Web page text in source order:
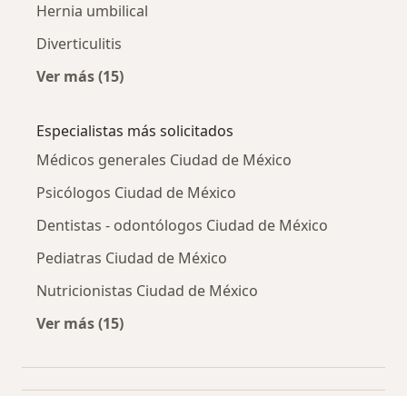
Hernia umbilical
Diverticulitis
Ver más (15)
Especialistas más solicitados
Médicos generales Ciudad de México
Psicólogos Ciudad de México
Dentistas - odontólogos Ciudad de México
Pediatras Ciudad de México
Nutricionistas Ciudad de México
Ver más (15)